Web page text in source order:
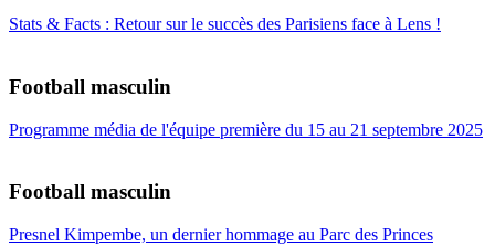
Stats & Facts : Retour sur le succès des Parisiens face à Lens !
Football masculin
Programme média de l'équipe première du 15 au 21 septembre 2025
Football masculin
Presnel Kimpembe, un dernier hommage au Parc des Princes